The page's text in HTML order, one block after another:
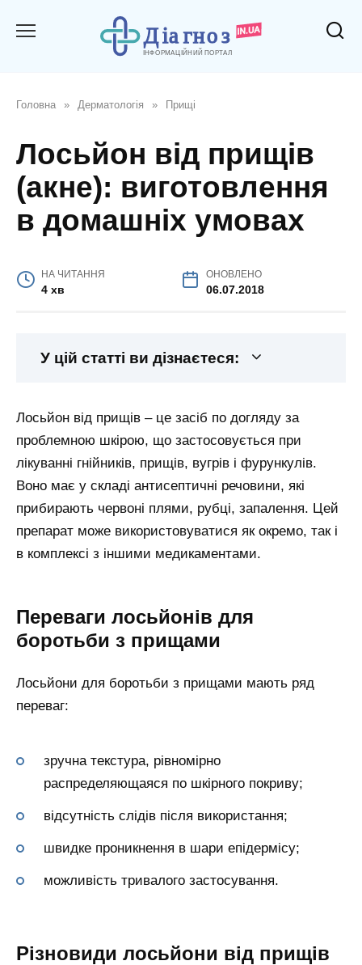
Головна » Дерматологія » Прищі
Лосьйон від прищів
(акне): виготовлення
в домашніх умовах
НА ЧИТАННЯ
4 хв
ОНОВЛЕНО
06.07.2018
У цій статті ви дізнаєтеся:
Лосьйон від прищів – це засіб по догляду за
проблемною шкірою, що застосовується при
лікуванні гнійників, прищів, вугрів і фурункулів.
Воно має у складі антисептичні речовини, які
прибирають червоні плями, рубці, запалення. Цей
препарат може використовуватися як окремо, так і
в комплексі з іншими медикаментами.
Переваги лосьйонів для
боротьби з прищами
Лосьйони для боротьби з прищами мають ряд
переваг:
зручна текстура, рівномірно
распределяющаяся по шкірного покриву;
відсутність слідів після використання;
швидке проникнення в шари епідермісу;
можливість тривалого застосування.
Різновиди лосьйони від прищів